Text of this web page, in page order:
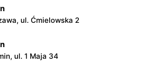
ul. Ćmielowska 2
ul. 1 Maja 34